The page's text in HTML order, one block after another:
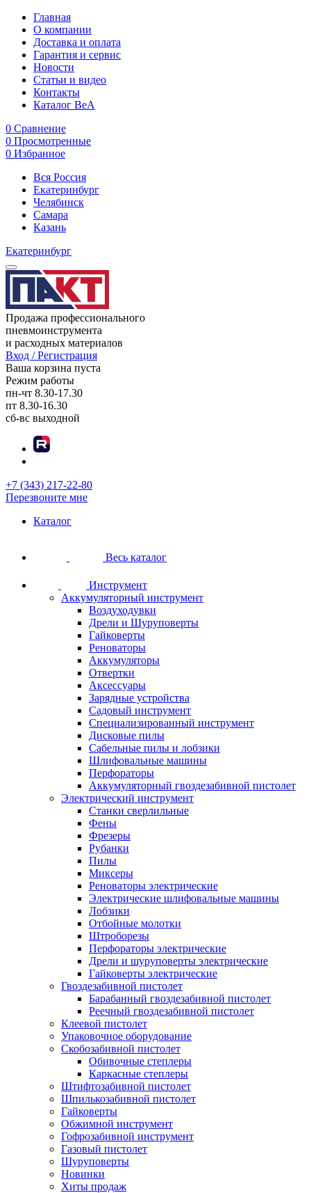
Главная
О компании
Доставка и оплата
Гарантия и сервис
Новости
Статьи и видео
Контакты
Каталог BeA
0 Сравнение
0 Просмотренные
0 Избранное
Вся Россия
Екатеринбург
Челябинск
Самара
Казань
Екатеринбург
Продажа профессионального
пневмоинструмента
и расходных материалов
Вход / Регистрация
Ваша корзина пуста
Режим работы
пн-чт 8.30-17.30
пт 8.30-16.30
сб-вс выходной
+7 (343) 217-22-80
Перезвоните мне
Каталог
Весь каталог
Инструмент
Аккумуляторный инструмент
Воздуходувки
Дрели и Шуруповерты
Гайковерты
Реноваторы
Аккумуляторы
Отвертки
Аксессуары
Зарядные устройства
Садовый инструмент
Специализированный инструмент
Дисковые пилы
Сабельные пилы и лобзики
Шлифовальные машины
Перфораторы
Аккумуляторный гвоздезабивной пистолет
Электрический инструмент
Станки сверлильные
Фены
Фрезеры
Рубанки
Пилы
Миксеры
Реноваторы электрические
Электрические шлифовальные машины
Лобзики
Отбойные молотки
Штроборезы
Перфораторы электрические
Дрели и шуруповерты электрические
Гайковерты электрические
Гвоздезабивной пистолет
Барабанный гвоздезабивной пистолет
Реечный гвоздезабивной пистолет
Клеевой пистолет
Упаковочное оборудование
Скобозабивной пистолет
Обивочные степлеры
Каркасные степлеры
Штифтозабивной пистолет
Шпилькозабивной пистолет
Гайковерты
Обжимной инструмент
Гофрозабивной инструмент
Газовый пистолет
Шуруповерты
Новинки
Хиты продаж